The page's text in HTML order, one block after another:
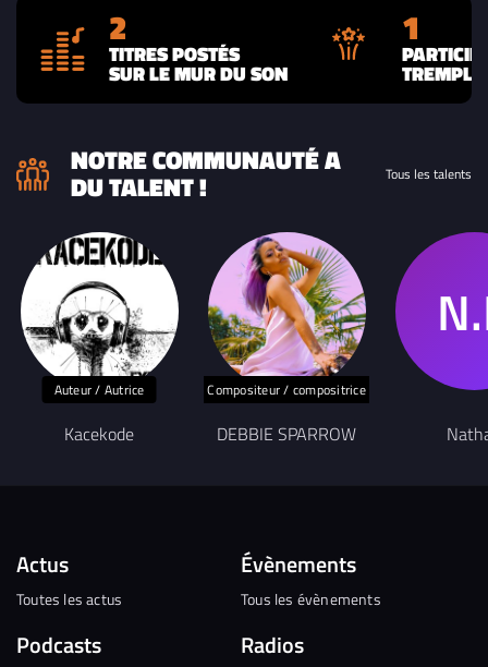
2
TITRES POSTÉS
SUR LE MUR DU SON
1
NOTRE COMMUNAUTÉ A
DU TALENT ! Tous les talents
Auteur / Autrice
Kacekode
Compositeur / compositrice
DEBBIE SPARROW
Actus
Toutes les actus
Podcasts
Évènements
Tous les évènements
Radios